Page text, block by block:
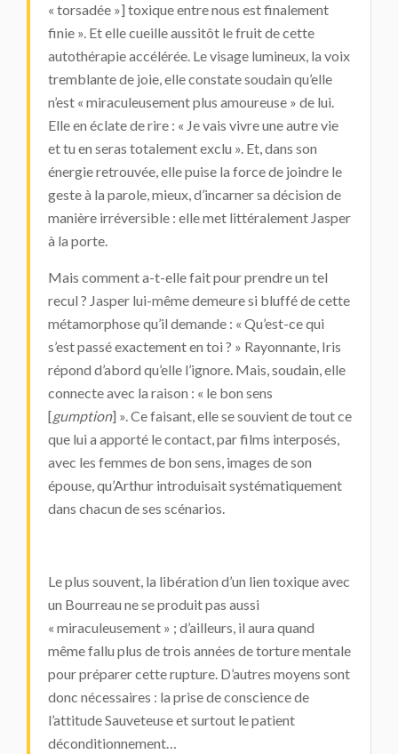
« torsadée »] toxique entre nous est finalement
finie ». Et elle cueille aussitôt le fruit de cette
autothérapie accélérée. Le visage lumineux, la voix
tremblante de joie, elle constate soudain qu’elle
n’est « miraculeusement plus amoureuse » de lui.
Elle en éclate de rire : « Je vais vivre une autre vie
et tu en seras totalement exclu ». Et, dans son
énergie retrouvée, elle puise la force de joindre le
geste à la parole, mieux, d’incarner sa décision de
manière irréversible : elle met littéralement Jasper
à la porte.
Mais comment a-t-elle fait pour prendre un tel
recul ? Jasper lui-même demeure si bluffé de cette
métamorphose qu’il demande : « Qu’est-ce qui
s’est passé exactement en toi ? » Rayonnante, Iris
répond d’abord qu’elle l’ignore. Mais, soudain, elle
connecte avec la raison : « le bon sens
[gumption] ». Ce faisant, elle se souvient de tout ce
que lui a apporté le contact, par films interposés,
avec les femmes de bon sens, images de son
épouse, qu’Arthur introduisait systématiquement
dans chacun de ses scénarios.
Le plus souvent, la libération d’un lien toxique avec
un Bourreau ne se produit pas aussi
« miraculeusement » ; d’ailleurs, il aura quand
même fallu plus de trois années de torture mentale
pour préparer cette rupture. D’autres moyens sont
donc nécessaires : la prise de conscience de
l’attitude Sauveteuse et surtout le patient
déconditionnement…